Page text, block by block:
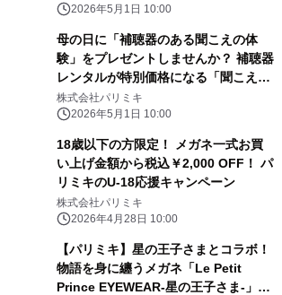
過酷なレース「Red Bull 400」への限
2026年5月1日 10:00
母の日に「補聴器のある聞こえの体
験」をプレゼントしませんか？ 補聴器
レンタルが特別価格になる「聞こえの
体験ギフト」キャンペーンを実施
株式会社パリミキ
2026年5月1日 10:00
18歳以下の方限定！ メガネ一式お買
い上げ金額から税込￥2,000 OFF！ パ
リミキのU-18応援キャンペーン
株式会社パリミキ
2026年4月28日 10:00
【パリミキ】星の王子さまとコラボ！
物語を身に纏うメガネ「Le Petit
Prince EYEWEAR-星の王子さま-」